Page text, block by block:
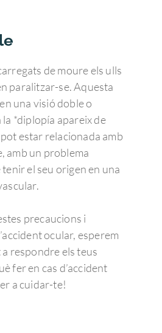
de moure els ulls
paralitzar-se. Aquesta
una visió doble o
*diplopía apareix de
estar relacionada amb
amb un problema
el seu origen en una
precaucions i
ocular, esperem
respondre els teus
fer en cas d’accident
a cuidar-te!